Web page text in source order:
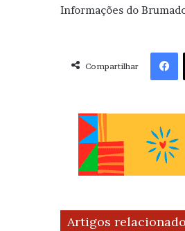
Informações do
Compartilhar
Facebook
Artigos